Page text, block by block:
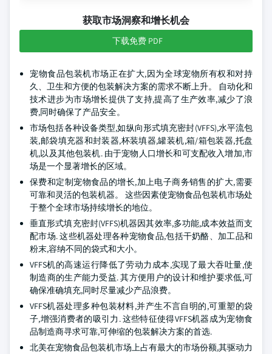
获取市场洞察和增长机会
下载免费 PDF
宠物食品包装机市场正在扩大,因为全球宠物所有权和对持
久、卫生和方便的包装解决方案的需求不断上升。 自动化和
技术进步为市场增长提供了支持,提高了生产效率,减少了浪
费,同时确保了产品安全。
市场包括各种设备类型,如纵向形式填充密封(VFFS),水平流包
装,邮袋填充器和封装器,杯装填器,罐装机,箱/箱包装器,托盘
机,以及其他包装机. 由于宠物人口增长和可支配收入增加,市
场是一个显著增长的区域。
保费和定制宠物食品的增长,加上电子商务销售的扩大,需要
可靠和灵活的包装机器。 这些因素使宠物食品包装机市场处
于整个全球市场持续增长的地位。
垂直形式填充密封(VFFS)机器因其效率,多功能,成本效益而支
配市场. 这些机器处理各种宠物食品,包括干奶酪、加工品和
粉末,容纳不同的袋式和大小。
VFFS机的高速运行降低了劳动力成本,实现了最大吞吐量,使
制造商的生产能力受益. 其方便用户的设计和维护要求低,可
确保准确填充,同时尽量减少产品浪费。
VFFS机器处理多种包装材料,并产生不言自明的,可重塑的袋
子,增强消费者的吸引力. 这些特征使得VFFS机器成为宠物食
品制造商寻求可靠,可伸缩的包装解决方案的首选.
北美在宠物食品包装机市场上占有最大的市场份额,其驱动力